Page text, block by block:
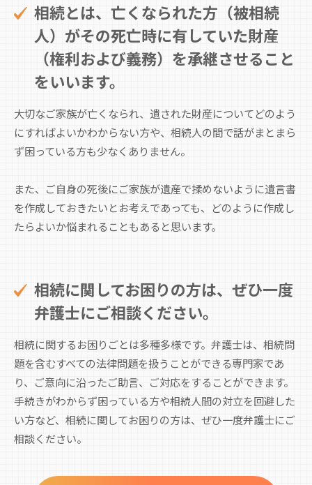
相続とは、亡くなられた方（被相続
人）がその死亡時に有していた財産
（権利および義務）を承継させること
をいいます。
大切なご家族が亡くなられ、遺された財産についてどのよう
にすればよいかわからない方や、相続人の間で話がまとまら
ず困っている方も少なくありません。
また、ご自身の死後にご家族が遺産で揉めないように遺言書
を作成しておきたいとお考えであっても、どのように作成し
たらよいか悩まれることもあると思います。
相続に関してお困りの方は、ぜひ一度
弁護士にご相談ください。
相続に関するお困りごとは多種多様です。弁護士は、相続問
題を含むすべての法律問題を扱うことができる専門家であ
り、ご意向に沿ったご助言、ご対応をすることができます。
手続きがわからず困っている方や相続人間の対立を回避した
い方など、相続に関してお困りの方は、ぜひ一度弁護士にご
相談ください。